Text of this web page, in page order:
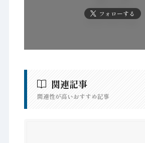
フォローする
関連記事
関連性が高いおすすめ記事